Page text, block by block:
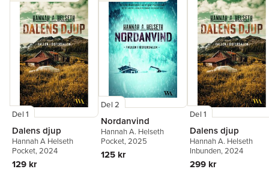
Del 1
Dalens djup
Hannah A Helseth
Pocket, 2024
129 kr
Del 2
Nordanvind
Hannah A. Helseth
Pocket, 2025
125 kr
Del 1
Dalens djup
Hannah A. Helseth
Inbunden, 2024
299 kr